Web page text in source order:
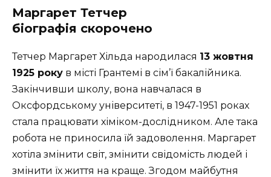
Маргарет Тетчер
біографія скорочено
Тетчер Маргарет Хільда народилася 13 жовтня
1925 року в місті Грантемі в сім’ї бакалійника.
Закінчивши школу, вона навчалася в
Оксфордському університеті, в 1947-1951 роках
стала працювати хіміком-дослідником. Але така
робота не приносила їй задоволення. Маргарет
хотіла змінити світ, змінити свідомість людей і
змінити їх життя на краще. Згодом майбутня